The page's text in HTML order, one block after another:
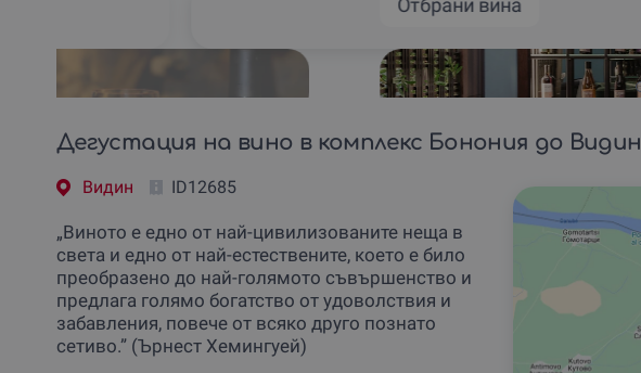
Отбрани вина
Дегустация на вино в комплекс Бонония до Видин
Видин ID12685
„Виното е едно от най-цивилизованите неща в
света и едно от най-естествените, което е било
преобразено до най-голямото съвършенство и
предлага голямо богатство от удоволствия и
забавления, повече от всяко друго познато
сетиво.” (Ърнест Хемингуей)